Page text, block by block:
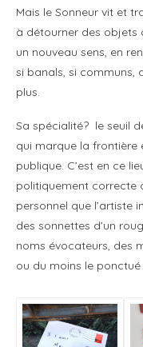
Mais le Sonneur vit et
à détourner des objets
un nouveau sens, en
si banals, si communs,
plus.
Sa spécialité? le seuil
qui marque la frontière
publique. C’est en ce
politiquement correcte
personnel que l’artiste
des sonnettes d’un
noms évocateurs, des
ou du moins le ponctué